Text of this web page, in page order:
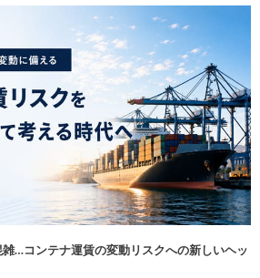
…コンテナ運賃の変動リスクへの新しいヘッ